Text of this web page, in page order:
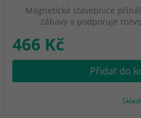
Magnetická stavebnice
zábavy a podporuje
466 Kč
Přidat do